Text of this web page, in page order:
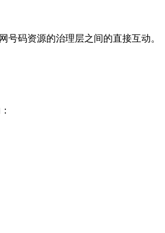
码资源的治理层之间的直接互动。